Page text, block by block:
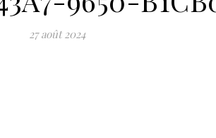
27 août 2024